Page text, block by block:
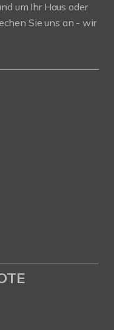
um Ihr Haus oder
Sie uns an - wir